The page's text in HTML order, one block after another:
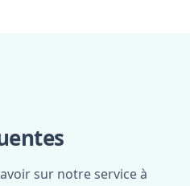
sur notre service à